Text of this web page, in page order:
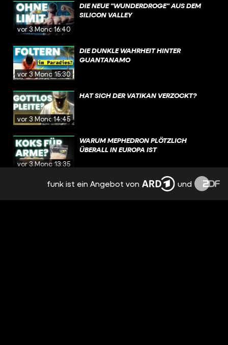
vor 3 Monaten
16:40
DIE NEUE "WUNDERDROGE" AUS DEM
SILICON VALLEY
vor 3 Monaten
15:30
DIE DUNKLE WAHRHEIT HINTER
GUANTANAMO
vor 3 Monaten
14:45
HAT SICH DER VATIKAN VERZOCKT?
vor 3 Monaten
13:35
WARUM MEPHEDRON PLÖTZLICH
ÜBERALL IN EUROPA IST
WIE ALDI DIE USA ÜBERNIMMT
funk ist ein Angebot von und